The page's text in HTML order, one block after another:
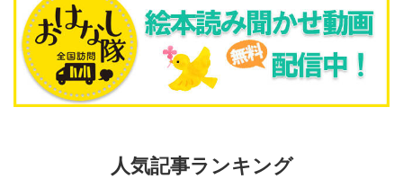
人気記事ランキング